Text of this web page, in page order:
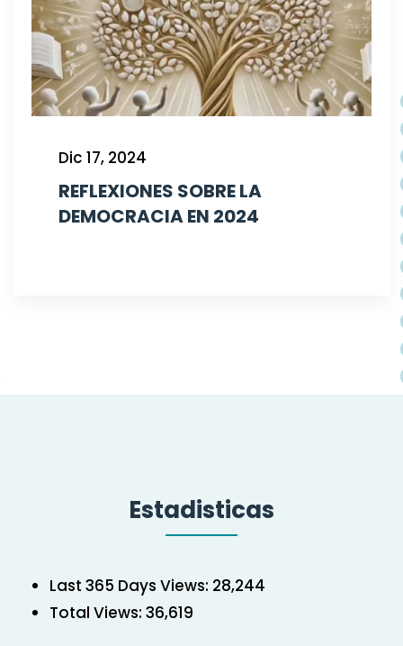
Dic 17, 2024
REFLEXIONES SOBRE LA
DEMOCRACIA EN 2024
Estadisticas
Last 365 Days Views: 28,244
Total Views: 36,619